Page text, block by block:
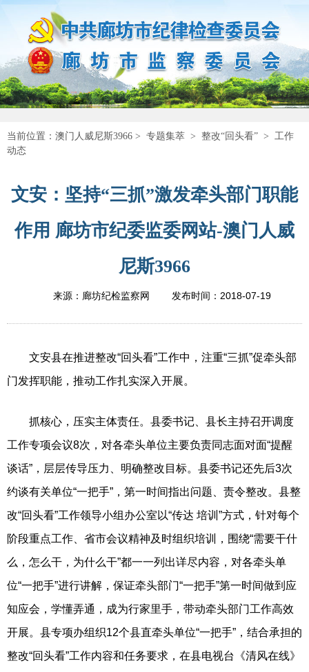
当前位置： 澳门人威尼斯3966 > 专题集萃 > 整改“回头看” > 工作
动态
文安：坚持“三抓”激发牵头部门职能
作用 廊坊市纪委监委网站-澳门人威
尼斯3966
来源：廊坊纪检监察网 发布时间： 2018-07-19
文安县在推进整改“回头看”工作中，注重“三抓”促牵头部
门发挥职能，推动工作扎实深入开展。
抓核心，压实主体责任。县委书记、县长主持召开调度
工作专项会议8次，对各牵头单位主要负责同志面对面“提醒
谈话”，层层传导压力、明确整改目标。县委书记还先后3次
约谈有关单位“一把手”，第一时间指出问题、责令整改。县整
改“回头看”工作领导小组办公室以“传达 培训”方式，针对每个
阶段重点工作、省市会议精神及时组织培训，围绕“需要干什
么，怎么干，为什么干”都一一列出详尽内容，对各牵头单
位“一把手”进行讲解，保证牵头部门“一把手”第一时间做到应
知应会，学懂弄通，成为行家里手，带动牵头部门工作高效
开展。县专项办组织12个县直牵头单位“一把手”，结合承担的
整改“回头看”工作内容和任务要求，在县电视台《清风在线》